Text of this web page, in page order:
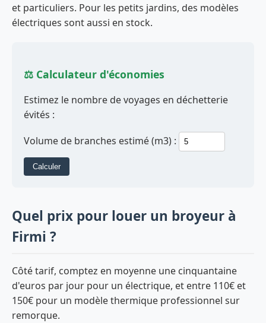
et particuliers. Pour les petits jardins, des modèles
électriques sont aussi en stock.
⚖️ Calculateur d'économies
Estimez le nombre de voyages en déchetterie
évités :
Volume de branches estimé (m3) :
Calculer
Quel prix pour louer un broyeur à
Firmi ?
Côté tarif, comptez en moyenne une cinquantaine
d'euros par jour pour un électrique, et entre 110€ et
150€ pour un modèle thermique professionnel sur
remorque.